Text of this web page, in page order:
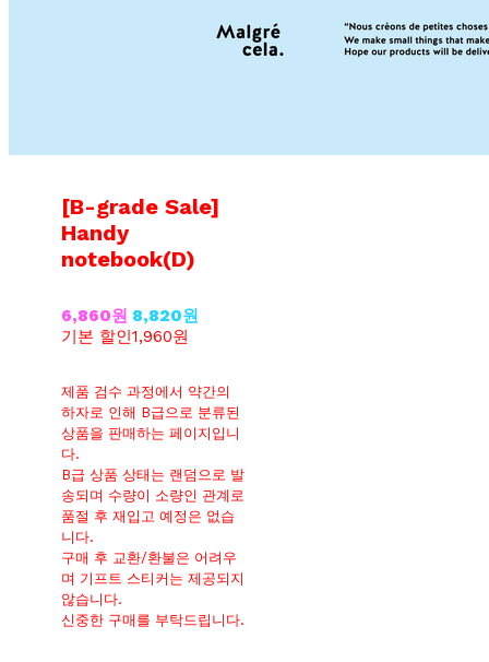
[B-grade Sale]
Handy
notebook(D)
6,860원 8,820원
기본 할인1,960원
제품 검수 과정에서 약간의
하자로 인해 B급으로 분류된
상품을 판매하는 페이지입니
다.
B급 상품 상태는 랜덤으로 발
송되며 수량이 소량인 관계로
품절 후 재입고 예정은 없습
니다.
구매 후 교환/환불은 어려우
며 기프트 스티커는 제공되지
않습니다.
신중한 구매를 부탁드립니다.